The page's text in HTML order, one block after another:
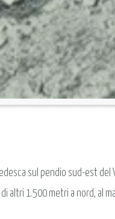
sul pendio sud-est del
altri 1.500 metri a nord, al